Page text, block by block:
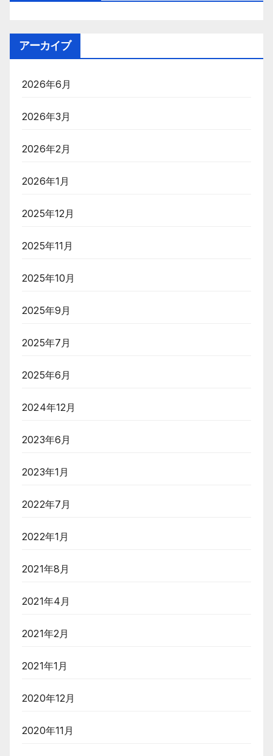
アーカイブ
2026年6月
2026年3月
2026年2月
2026年1月
2025年12月
2025年11月
2025年10月
2025年9月
2025年7月
2025年6月
2024年12月
2023年6月
2023年1月
2022年7月
2022年1月
2021年8月
2021年4月
2021年2月
2021年1月
2020年12月
2020年11月